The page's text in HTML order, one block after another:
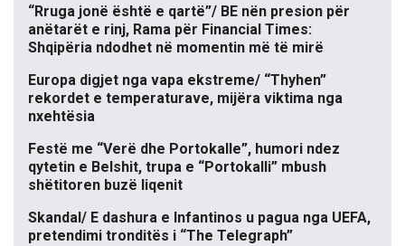
“Rruga jonë është e qartë”/ BE nën presion për
anëtarët e rinj, Rama për Financial Times:
Shqipëria ndodhet në momentin më të mirë
Europa digjet nga vapa ekstreme/ “Thyhen”
rekordet e temperaturave, mijëra viktima nga
nxehtësia
Festë me “Verë dhe Portokalle”, humori ndez
qytetin e Belshit, trupa e “Portokalli” mbush
shëtitoren buzë liqenit
Skandal/ E dashura e Infantinos u pagua nga UEFA,
pretendimi tronditës i “The Telegraph”